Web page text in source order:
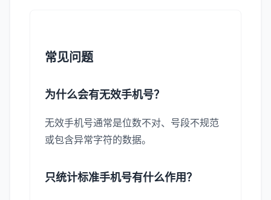
常见问题
为什么会有无效手机号？
无效手机号通常是位数不对、号段不规范
或包含异常字符的数据。
只统计标准手机号有什么作用？